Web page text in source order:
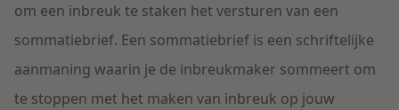
om een inbreuk te staken het versturen van een
sommatiebrief. Een sommatiebrief is een schriftelijke
aanmaning waarin je de inbreukmaker sommeert om
te stoppen met het maken van inbreuk op jouw